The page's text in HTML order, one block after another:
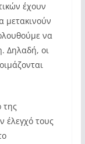
έχουν
μετακινούν
να
Δηλαδή, οι
της
έλεγχό τους